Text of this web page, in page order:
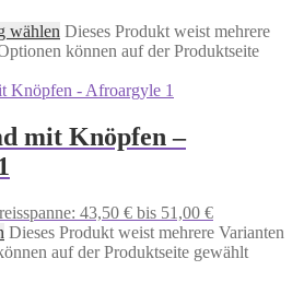
wählen Dieses Produkt weist mehrere
können auf der Produktseite
mit Knöpfen –
43,50 € bis 51,00 €
Dieses Produkt weist mehrere Varianten
auf der Produktseite gewählt